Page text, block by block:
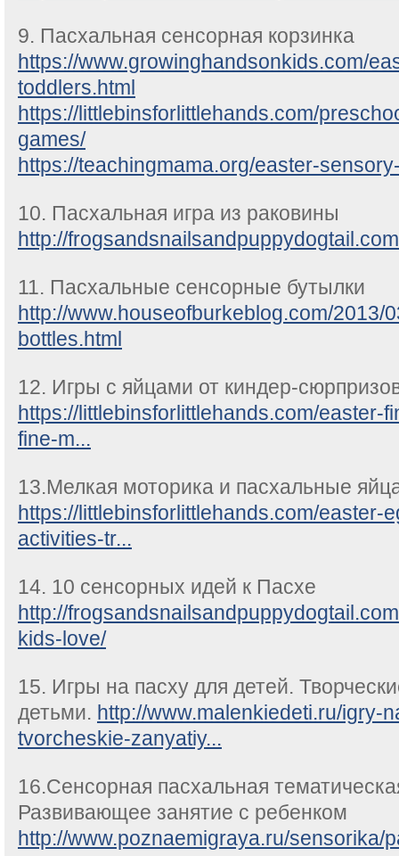
9. Пасхальная сенсорная корзинка
https://www.growinghandsonkids.com/
toddlers.html
https://littlebinsforlittlehands.com/
games/
https://teachingmama.org/easter-
10. Пасхальная игра из раковины
http://
11. Пасхальные сенсорные бутылки
http://www.houseofburkeblog.com/2013/
bottles.html
12. Игры с яйцами от киндер-
https://littlebinsforlittlehands.com/easter-
fine-m...
13.Мелкая моторика и пасхальные
https://littlebinsforlittlehands.com/easter-
activities-tr...
14. 10 сенсорных идей к Пасхе
http://
kids-love/
15. Игры на пасху для детей.
детьми. http://www.malenkiedeti.ru/igry-
tvorcheskie-zanyatiy...
16.Сенсорная пасхальная
Развивающее занятие с ребенком
http://www.poznaemigraya.ru/sensorika/